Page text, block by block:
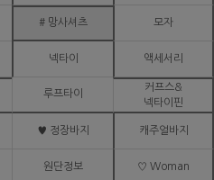
# 망사셔츠 모자
넥타이 액세서리
루프타이
커프스&
넥타이핀
♥ 정장바지 캐주얼바지
원단정보 ♡ Woman